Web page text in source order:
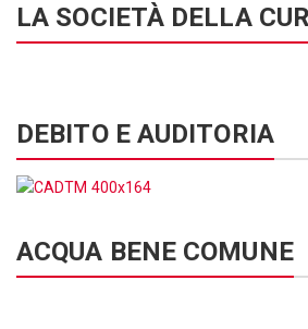
LA SOCIETÀ DELLA
DEBITO E AUDITORIA
ACQUA BENE COMUNE